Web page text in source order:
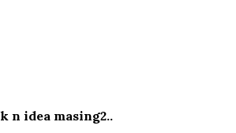
n idea masing2..